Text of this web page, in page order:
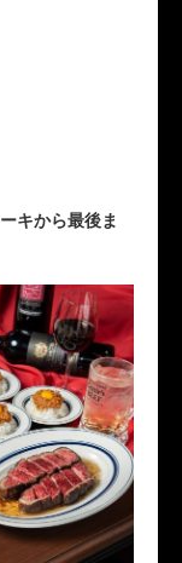
キから最後ま